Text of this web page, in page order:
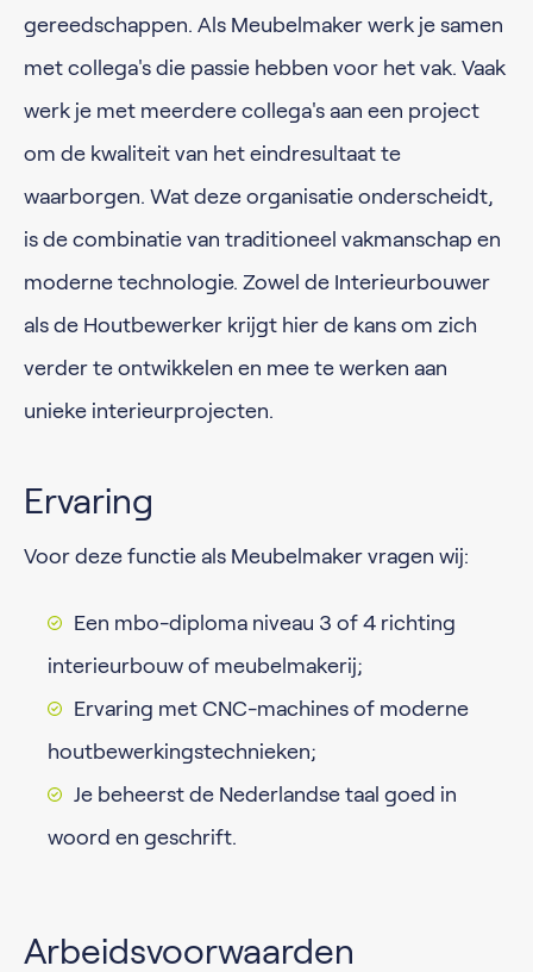
gereedschappen. Als Meubelmaker werk je samen
met collega's die passie hebben voor het vak. Vaak
werk je met meerdere collega's aan een project
om de kwaliteit van het eindresultaat te
waarborgen. Wat deze organisatie onderscheidt,
is de combinatie van traditioneel vakmanschap en
moderne technologie. Zowel de Interieurbouwer
als de Houtbewerker krijgt hier de kans om zich
verder te ontwikkelen en mee te werken aan
unieke interieurprojecten.
Ervaring
Voor deze functie als Meubelmaker vragen wij:
Een mbo-diploma niveau 3 of 4 richting
interieurbouw of meubelmakerij;
Ervaring met CNC-machines of moderne
houtbewerkingstechnieken;
Je beheerst de Nederlandse taal goed in
woord en geschrift.
Arbeidsvoorwaarden